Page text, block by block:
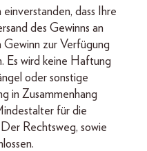
dass Ihre
des Gewinns an
zur Verfügung
Es wird keine Haftung
oder sonstige
in Zusammenhang
für die
Der Rechtsweg, sowie